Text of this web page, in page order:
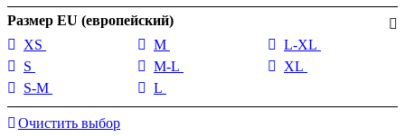
Размер EU (европейский)
XS
S
S-M
M
M-L
L
L-XL
XL
Очистить выбор